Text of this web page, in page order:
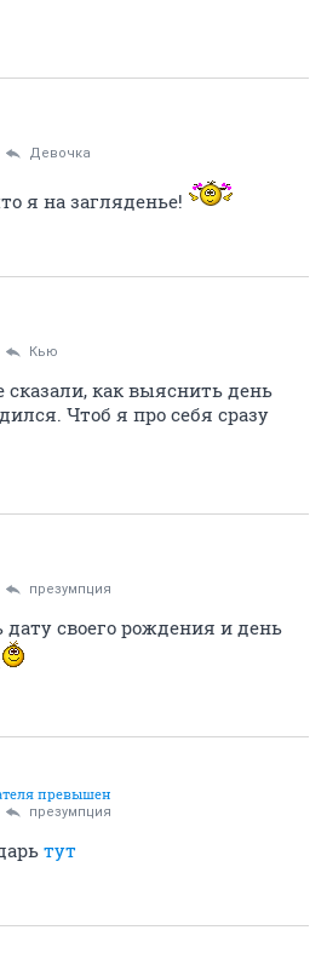
Девочка
я на загляденье!
Кью
сказали, как выяснить день
Чтоб я про себя сразу
презумпция
своего рождения и день
превышен
презумпция
тут